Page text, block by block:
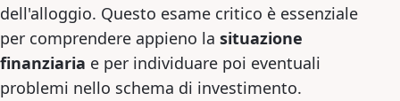
dell'alloggio. Questo esame critico è essenziale
per comprendere appieno la situazione
finanziaria e per individuare poi eventuali
problemi nello schema di investimento.